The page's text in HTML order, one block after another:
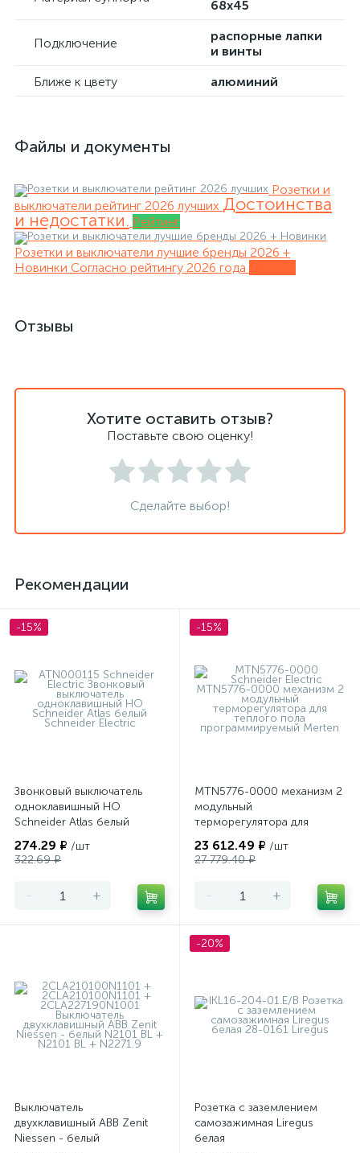
68х45
Подключение
распорные лапки
и винты
Ближе к цвету
алюминий
Файлы и документы
Розетки и
выключатели рейтинг 2026 лучших Достоинства
и недостатки. Рейтинг
Розетки и выключатели лучшие бренды 2026 +
Новинки Согласно рейтингу 2026 года
Отзывы
Хотите оставить отзыв?
Поставьте свою оценку!
Сделайте выбор!
Рекомендации
-15%
Звонковый выключатель
одноклавишный НО
Schneider Atlas белый
274.29 ₽ /шт
322.69 ₽
- +
-15%
MTN5776-0000 механизм 2
модульный
терморегулятора для
программируемый Merten
23 612.49 ₽ /шт
27 779.40 ₽
- +
Выключатель
двухклавишный ABB Zenit
Niessen - белый
-20%
Розетка с заземлением
самозажимная Liregus
белая